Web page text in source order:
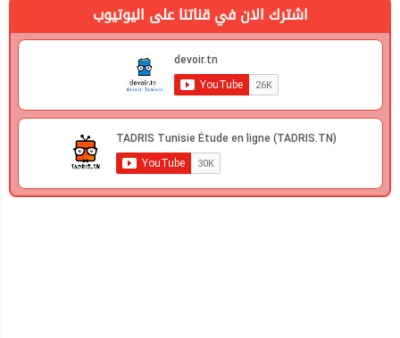
اشترك الان في قناتنا على اليوتيوب